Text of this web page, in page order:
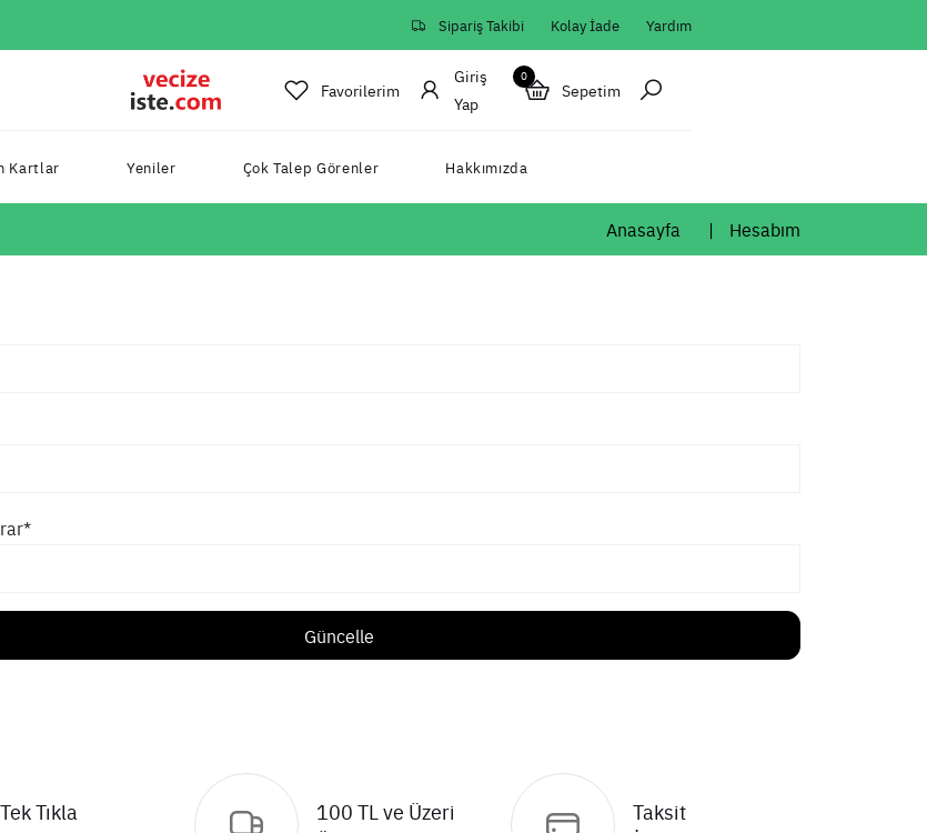
Sipariş Takibi Kolay İade Yardım
Favorilerim
Giriş
Yap
Sepetim
0
Kartlar Yeniler Çok Talep Görenler Hakkımızda
Anasayfa Hesabım
Güncelle
Tek Tıkla
100 TL ve Üzeri
Taksit